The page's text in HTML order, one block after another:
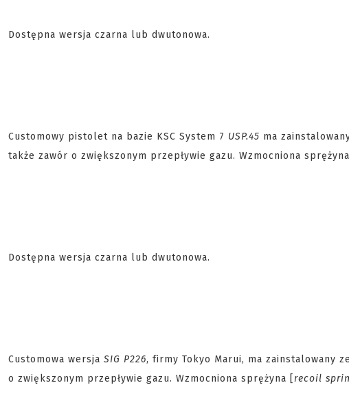
Dostępna wersja czarna lub dwutonowa.
Customowy pistolet na bazie KSC System 7 USP.45 ma
także zawór o zwiększonym przepływie gazu. Wzmocniona
Dostępna wersja czarna lub dwutonowa.
Customowa wersja SIG P226, firmy Tokyo Marui, ma zainstalowany
o zwiększonym przepływie gazu. Wzmocniona sprężyna [recoil